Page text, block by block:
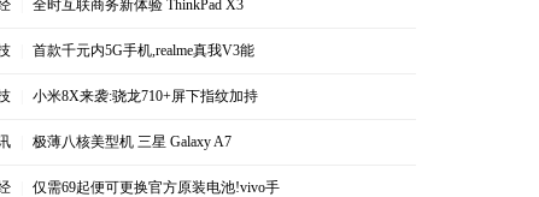
全时互联商务新体验 ThinkPad X3
首款千元内5G手机,realme真我V3能
小米8X来袭:骁龙710+屏下指纹加持
极薄八核美型机 三星 Galaxy A7
仅需69起便可更换官方原装电池!vivo手